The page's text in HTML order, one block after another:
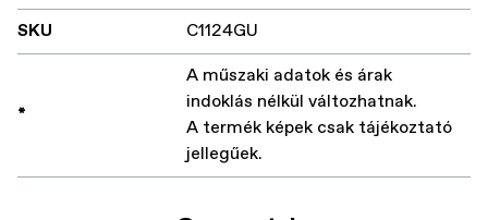
SKU
C1124GU
*
A műszaki adatok és árak
indoklás nélkül változhatnak.
A termék képek csak tájékoztató
jellegűek.